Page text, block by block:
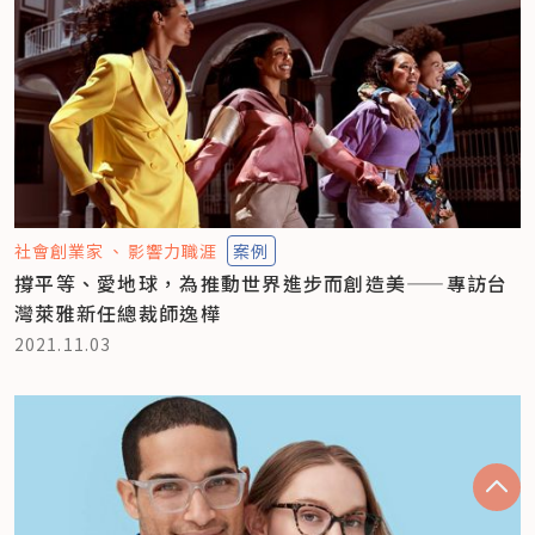
社會創業家 影響力職涯 案例
撐平等、愛地球，為推動世界進步而創造美——專訪台
灣萊雅新任總裁師逸樺
2021.11.03